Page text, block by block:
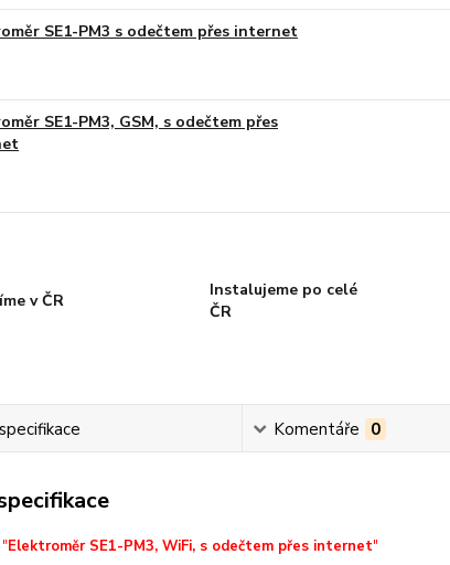
SE1-PM3 s odečtem přes internet
SE1-PM3, GSM, s odečtem přes
v ČR
Instalujeme po celé
ČR
Komentáře 0
Elektroměr SE1-PM3, WiFi, s odečtem přes internet"